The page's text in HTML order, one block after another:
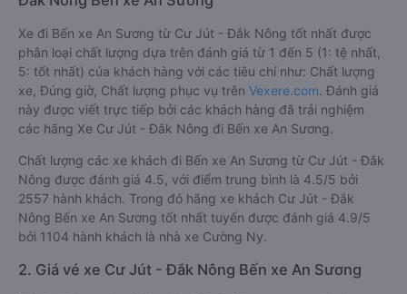
Xe đi Bến xe An Sương từ Cư Jút - Đắk Nông tốt nhất được
phân loại chất lượng dựa trên đánh giá từ 1 đến 5 (1: tệ nhất,
5: tốt nhất) của khách hàng với các tiêu chí như: Chất lượng
xe, Đúng giờ, Chất lượng phục vụ trên Vexere.com. Đánh giá
này được viết trực tiếp bởi các khách hàng đã trải nghiệm
các hãng Xe Cư Jút - Đắk Nông đi Bến xe An Sương.
Chất lượng các xe khách đi Bến xe An Sương từ Cư Jút - Đắk
Nông được đánh giá 4.5, với điểm trung bình là 4.5/5 bởi
2557 hành khách. Trong đó hãng xe khách Cư Jút - Đắk
Nông Bến xe An Sương tốt nhất tuyến được đánh giá 4.9/5
bởi 1104 hành khách là nhà xe Cường Ny.
2. Giá vé xe Cư Jút - Đắk Nông Bến xe An Sương